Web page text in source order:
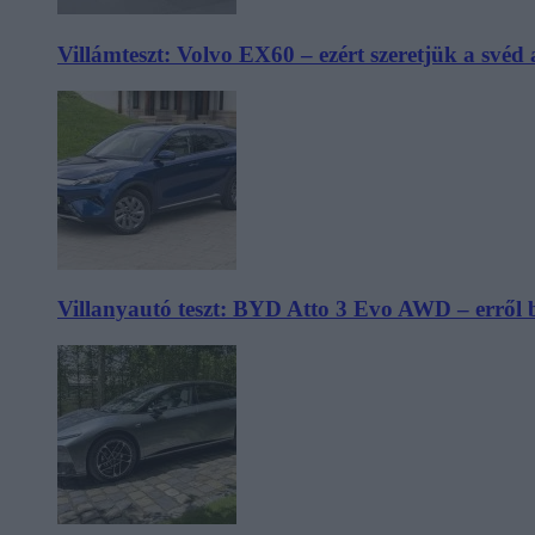
Villámteszt: Volvo EX60 – ezért szeretjük a svéd
Villanyautó teszt: BYD Atto 3 Evo AWD – erről